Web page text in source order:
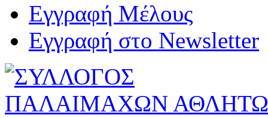
Εγγραφή Μέλους
Εγγραφή στο Newsletter